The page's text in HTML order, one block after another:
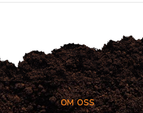
OM OSS